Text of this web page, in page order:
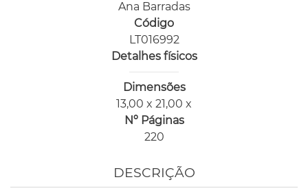
Ana Barradas
Código
LT016992
Detalhes físicos
Dimensões
13,00 x 21,00 x
Nº Páginas
220
DESCRIÇÃO